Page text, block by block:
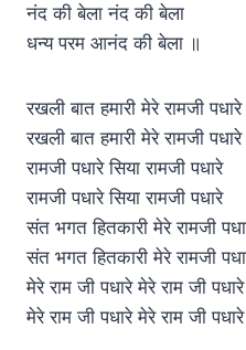
नंद की बेला नंद की बेला
धन्य परम आनंद की बेला ॥
रखली बात हमारी मेरे रामजी पधारे
रखली बात हमारी मेरे रामजी पधारे
रामजी पधारे सिया रामजी पधारे
रामजी पधारे सिया रामजी पधारे
संत भगत हितकारी मेरे रामजी
संत भगत हितकारी मेरे रामजी
मेरे राम जी पधारे मेरे राम जी पधारे
मेरे राम जी पधारे मेरे राम जी